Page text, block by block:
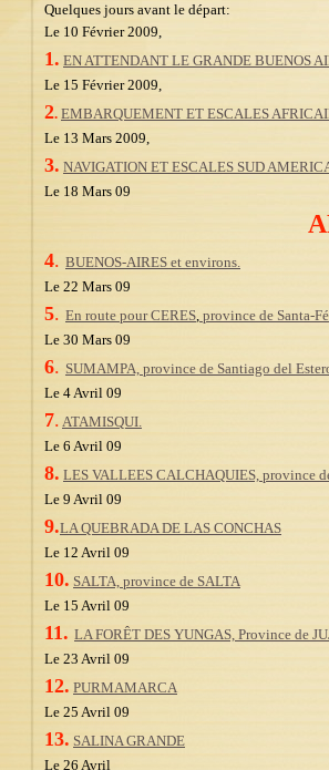
Quelques jours avant le départ:
Le 10 Février 2009,
1. EN ATTENDANT LE GRANDE BUENOS
Le 15 Février 2009,
2. EMBARQUEMENT ET ESCALES
Le 13 Mars 2009,
3. NAVIGATION ET ESCALES SUD
Le 18 Mars 09
4. BUENOS-AIRES et environs.
Le 22 Mars 09
5. En route pour CERES, province de Santa-Fé
Le 30 Mars 09
6. SUMAMPA, province de Santiago del
Le 4 Avril 09
7. ATAMISQUI.
Le 6 Avril 09
8. LES VALLEES CALCHAQUIES, province
Le 9 Avril 09
9.LA QUEBRADA DE LAS CONCHAS
Le 12 Avril 09
10. SALTA, province de SALTA
Le 15 Avril 09
11. LA FORÊT DES YUNGAS, Province de
Le 23 Avril 09
12. PURMAMARCA
Le 25 Avril 09
13. SALINA GRANDE
Le 26 Avril